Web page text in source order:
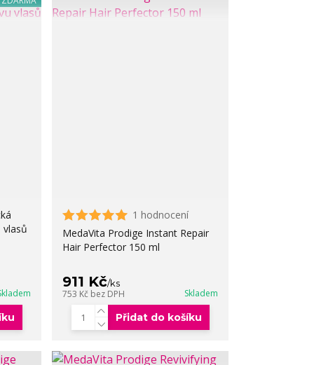
1 hodnocení
MedaVita Prodige Instant Repair
Hair Perfector 150 ml
911 Kč/ks
753 Kč bez DPH Skladem
Přidat do košíku